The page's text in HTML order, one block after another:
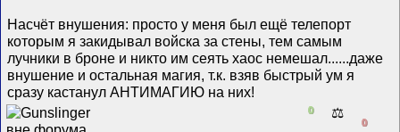
Насчёт внушения: просто у меня был ещё телепорт
которым я закидывал войска за стены, тем самым
лучники в броне и никто им сеять хаос немешал......даже
внушение и остальная магия, т.к. взяв быстрый ум я
сразу кастанул АНТИМАГИЮ на них!
0 ⚖️
0